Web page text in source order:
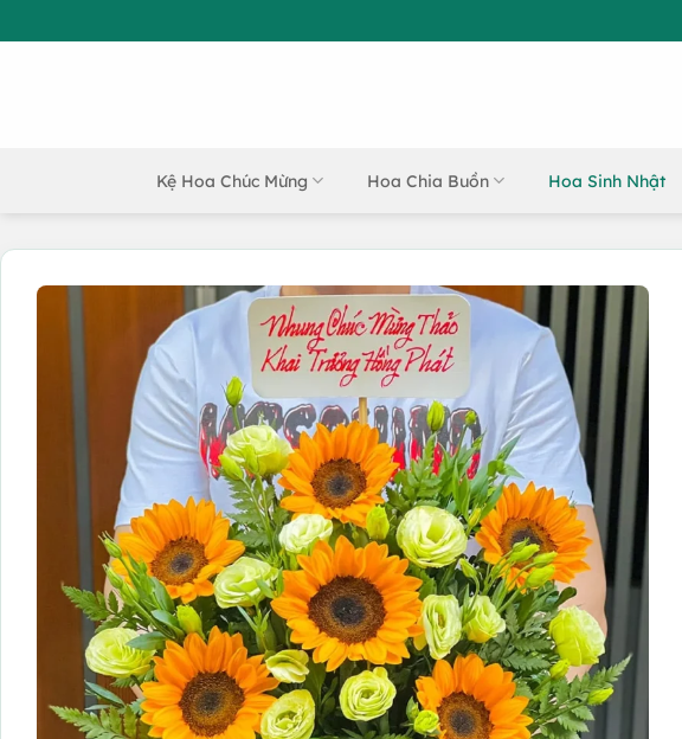
qua
Kệ Hoa Chúc Mừng Hoa Chia Buồn Hoa Sinh Nhật